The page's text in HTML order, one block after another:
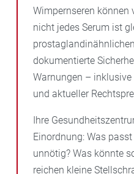
Wimpernseren können
nicht jedes Serum ist
dokumentierte
Warnungen –
und aktueller
Ihre
Einordnung: Was
unnötig? Was könnte
reichen kleine